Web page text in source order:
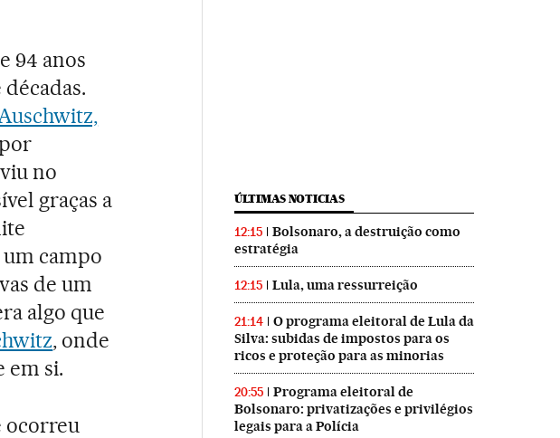
94 anos
no
graças a
campo
de um
algo que
, onde
em si.
ocorreu
ÚLTIMAS NOTICIAS
12:15
Bolsonaro, a destruição como
estratégia
12:15 Lula, uma ressurreição
21:14
O programa eleitoral de Lula da
Silva: subidas de impostos para os
ricos e proteção para as minorias
20:55
Programa eleitoral de
Bolsonaro: privatizações e privilégios
legais para a Polícia